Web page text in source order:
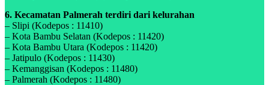
6. Kecamatan Palmerah terdiri dari kelurahan
– Slipi (Kodepos : 11410)
– Kota Bambu Selatan (Kodepos : 11420)
– Kota Bambu Utara (Kodepos : 11420)
– Jatipulo (Kodepos : 11430)
– Kemanggisan (Kodepos : 11480)
– Palmerah (Kodepos : 11480)